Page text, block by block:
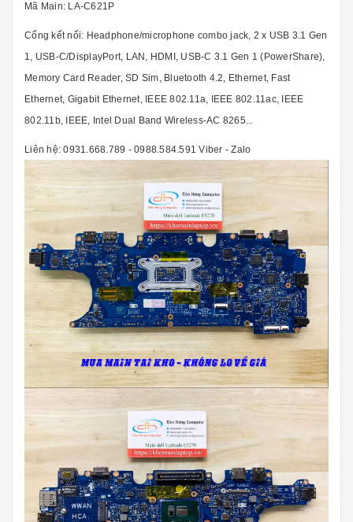
Mã Main: LA-C621P
Cổng kết nối: Headphone/microphone combo jack, 2 x USB 3.1 Gen
1, USB-C/DisplayPort, LAN, HDMI, USB-C 3.1 Gen 1 (PowerShare),
Memory Card Reader, SD Sim, Bluetooth 4.2, Ethernet, Fast
Ethernet, Gigabit Ethernet, IEEE 802.11a, IEEE 802.11ac, IEEE
802.11b, IEEE, Intel Dual Band Wireless-AC 8265...
Liên hệ: 0931.668.789 - 0988.584.591 Viber - Zalo